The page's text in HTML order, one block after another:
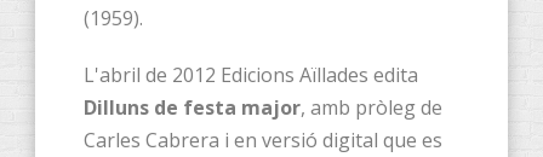
(1959).
L'abril de 2012 Edicions Aïllades edita
Dilluns de festa major, amb pròleg de
Carles Cabrera i en versió digital que es